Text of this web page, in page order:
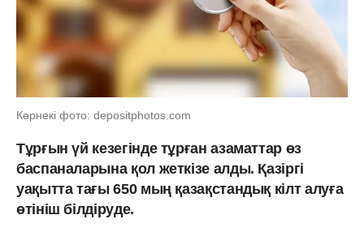
Көрнекі фото: depositphotos.com
Тұрғын үй кезегінде тұрған азаматтар өз
баспаналарына қол жеткізе алды. Қазіргі
уақытта тағы 650 мың қазақстандық кілт алуға
өтініш білдіруде.